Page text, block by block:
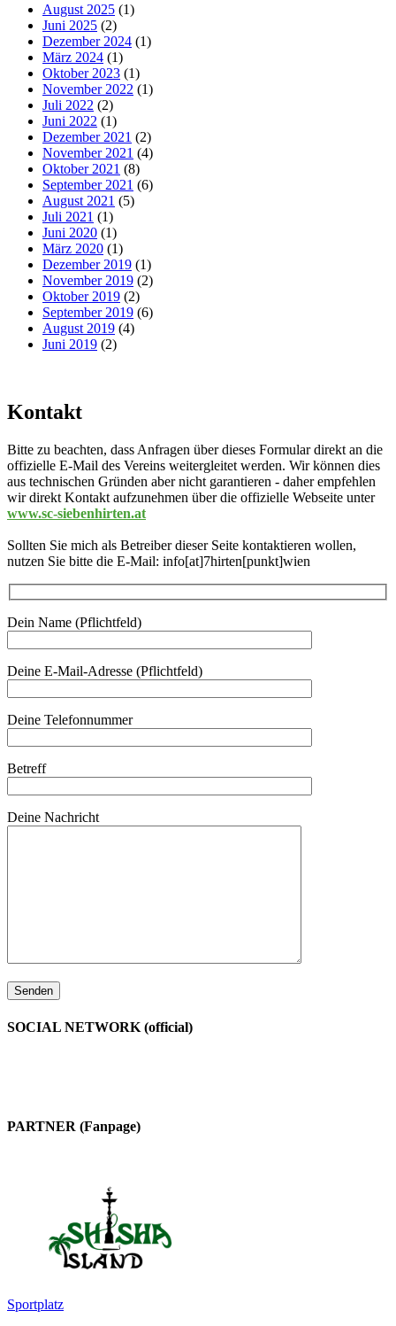
August 2025 (1)
Juni 2025 (2)
Dezember 2024 (1)
März 2024 (1)
Oktober 2023 (1)
November 2022 (1)
Juli 2022 (2)
Juni 2022 (1)
Dezember 2021 (2)
November 2021 (4)
Oktober 2021 (8)
September 2021 (6)
August 2021 (5)
Juli 2021 (1)
Juni 2020 (1)
März 2020 (1)
Dezember 2019 (1)
November 2019 (2)
Oktober 2019 (2)
September 2019 (6)
August 2019 (4)
Juni 2019 (2)
Kontakt
Bitte zu beachten, dass Anfragen über dieses Formular direkt an die
offizielle E-Mail des Vereins weitergleitet werden. Wir können dies
aus technischen Gründen aber nicht garantieren - daher empfehlen
wir direkt Kontakt aufzunehmen über die offizielle Webseite unter
www.sc-siebenhirten.at
Sollten Sie mich als Betreiber dieser Seite kontaktieren wollen,
nutzen Sie bitte die E-Mail: info[at]7hirten[punkt]wien
Dein Name (Pflichtfeld)
Deine E-Mail-Adresse (Pflichtfeld)
Deine Telefonnummer
Betreff
Deine Nachricht
SOCIAL NETWORK (official)
PARTNER (Fanpage)
Sportplatz